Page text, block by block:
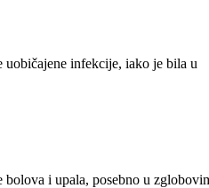
uobičajene infekcije, iako je bila u
i upala, posebno u